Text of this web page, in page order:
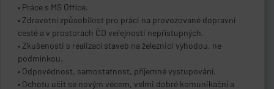
• Práce s MS Office.
• Zdravotní způsobilost pro práci na provozované dopravní
cestě a v prostorách ČD veřejnosti nepřístupných.
• Zkušenosti s realizací staveb na železnici výhodou, ne
podmínkou.
• Odpovědnost, samostatnost, příjemné vystupování.
• Ochotu učit se novým věcem, velmi dobré komunikační a